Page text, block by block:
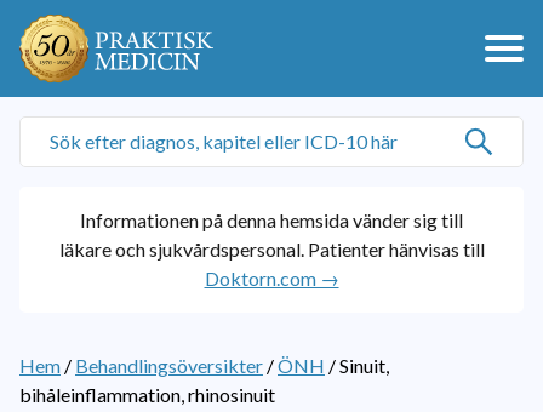
Informationen på denna hemsida vänder sig till
läkare och sjukvårdspersonal. Patienter hänvisas till
Doktorn.com →
Hem / Behandlingsöversikter /ÖNH /Sinuit,
bihåleinflammation, rhinosinuit